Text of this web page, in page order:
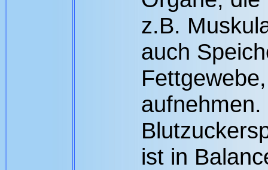
z.B.
auch
ist in